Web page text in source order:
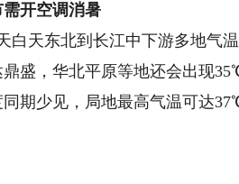
开空调消暑
天东北到长江中下游多地气
盛，华北平原等地还会出现
期少见，局地最高气温可达